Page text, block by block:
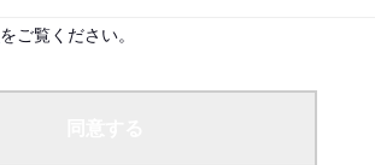
をご覧ください。